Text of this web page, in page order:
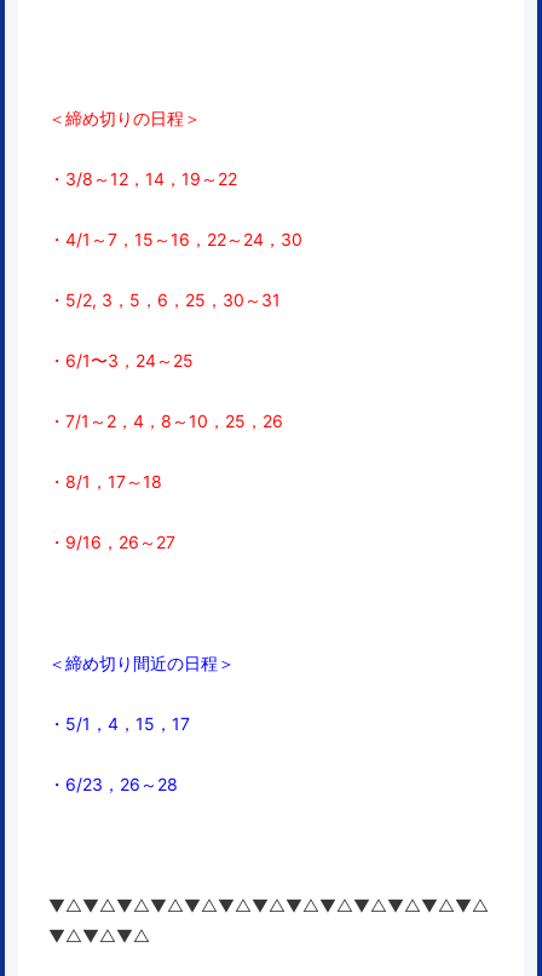
＜締め切りの日程＞
・3/8～12，14，19～22
・4/1～7，15～16，22～24，30
・5/2, 3，5，6，25，30～31
・6/1〜3，24～25
・7/1～2，4，8～10，25，26
・8/1，17～18
・9/16，26～27
＜締め切り間近の日程＞
・5/1，4，15，17
・6/23，26～28
▼△▼△▼△▼△▼△▼△▼△▼△▼△▼△▼△▼△▼△
▼△▼△▼△